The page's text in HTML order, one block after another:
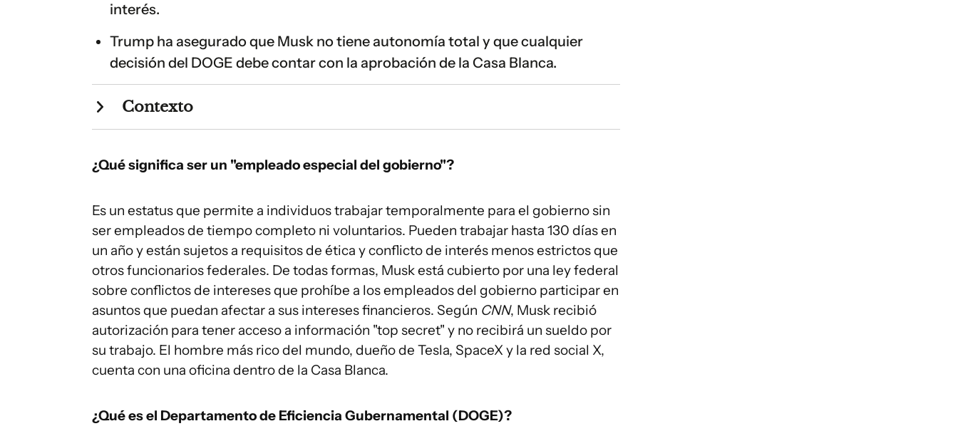
interés.
Trump ha asegurado que Musk no tiene autonomía total y que cualquier
decisión del DOGE debe contar con la aprobación de la Casa Blanca.
Contexto
¿Qué significa ser un "empleado especial del gobierno"?
Es un estatus que permite a individuos trabajar temporalmente para el gobierno sin
ser empleados de tiempo completo ni voluntarios. Pueden trabajar hasta 130 días en
un año y están sujetos a requisitos de ética y conflicto de interés menos estrictos que
otros funcionarios federales. De todas formas, Musk está cubierto por una ley federal
sobre conflictos de intereses que prohíbe a los empleados del gobierno participar en
asuntos que puedan afectar a sus intereses financieros. Según CNN, Musk recibió
autorización para tener acceso a información "top secret" y no recibirá un sueldo por
su trabajo. El hombre más rico del mundo, dueño de Tesla, SpaceX y la red social X,
cuenta con una oficina dentro de la Casa Blanca.
¿Qué es el Departamento de Eficiencia Gubernamental (DOGE)?